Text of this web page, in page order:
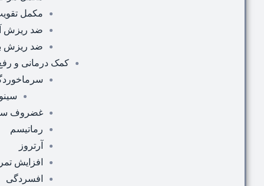
مکمل
ضد ریزش
ضد ریزش
کمک درمانی و
غضروف
رماتیسم
آرتروز
افزایش
افسردگی